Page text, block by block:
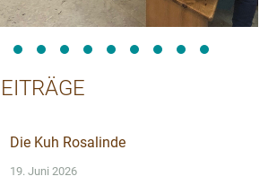
Die Kuh Rosalinde
19. Juni 2026